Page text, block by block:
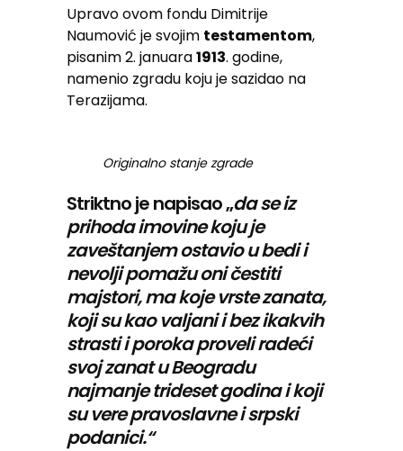
Upravo ovom fondu Dimitrije
Naumović je svojim testamentom,
pisanim 2. januara1913. godine,
namenio zgradu koju je sazidao na
Terazijama.
Originalno stanje zgrade
Striktno je napisao „da se iz
prihoda imovine koju je
zaveštanjem ostavio u bedi i
nevolji pomažu oni čestiti
majstori, ma koje vrste zanata,
koji su kao valjani i bez ikakvih
strasti i poroka proveli radeći
svoj zanat u Beogradu
najmanje trideset godina i koji
su vere pravoslavne i srpski
podanici.“